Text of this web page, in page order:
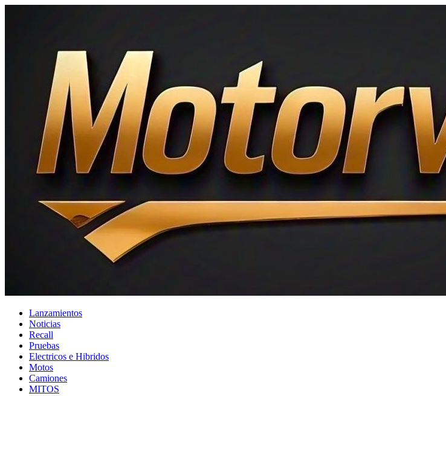
Lanzamientos
Noticias
Recall
Pruebas
Electricos e Hibridos
Motos
Camiones
MITOS